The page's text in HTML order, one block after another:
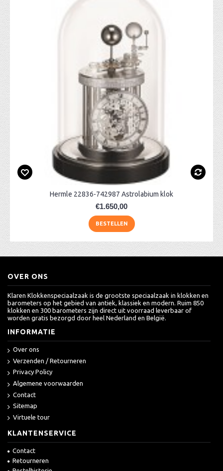
Hermle 22836-742987 Astrolabium klok
€1.650,00
BESTELLEN
OVER ONS
Klaren Klokkenspeciaalzaak is de grootste speciaalzaak in klokken en
barometers op het gebied van antiek, klassiek en modern. Ruim 850
klokken en 300 barometers zijn direct uit voorraad leverbaar of
worden gratis bezorgd door heel Nederland en België.
INFORMATIE
Over ons
Verzenden / Retourneren
Privacy Policy
Algemene voorwaarden
Contact
Sitemap
Virtuele tour
KLANTENSERVICE
Contact
Retourneren